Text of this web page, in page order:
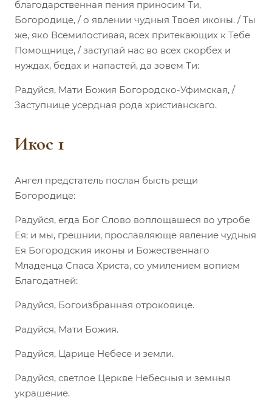
благодарственная пения приносим Ти,
Богородице, / о явлении чудныя Твоея иконы. / Ты
же, яко Всемилостивая, всех притекающих к Тебе
Помощнице, / заступай нас во всех скорбех и
нуждах, бедах и напастей, да зовем Ти:
Радуйся, Мати Божия Богородско-Уфимская, /
Заступнице усердная рода христианскаго.
Икос 1
Ангел предстатель послан бысть рещи
Богородице:
Радуйся, егда Бог Слово воплощашеся во утробе
Ея: и мы, грешнии, прославляюще явление чудныя
Ея Богородския иконы и Божественнаго
Младенца Спаса Христа, со умилением вопием
Благодатней:
Радуйся, Богоизбранная отроковице.
Радуйся, Мати Божия.
Радуйся, Царице Небесе и земли.
Радуйся, светлое Церкве Небесныя и земныя
украшение.